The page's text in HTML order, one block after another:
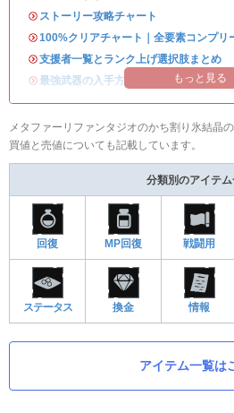
・ ストーリー攻略チャート
・100%クリアチャート｜全要素コンプリ
・支援者一覧とランク上げ選択肢まとめ
・最強武器の入手方法 もっと見る
メタファーリファンタジオのかち割り氷結晶
買値と売値についても記載しています。
分類別のアイテム
回復 MP回復 戦闘用
ステータス 換金 情報
アイテム一覧は